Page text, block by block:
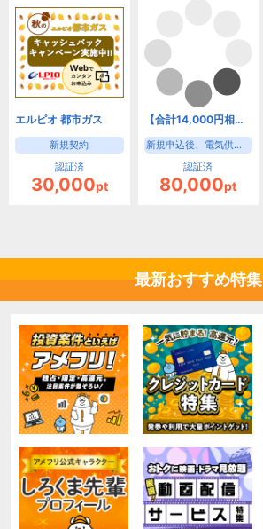
エルピオ 都市ガス
新規契約
認証済
30,000pt
【合計14,000円相当お得！】新電力サービスのオクトパスエナジー
新規申込後、電気供給開始
認証済
80,000pt
最新おすすめ特集